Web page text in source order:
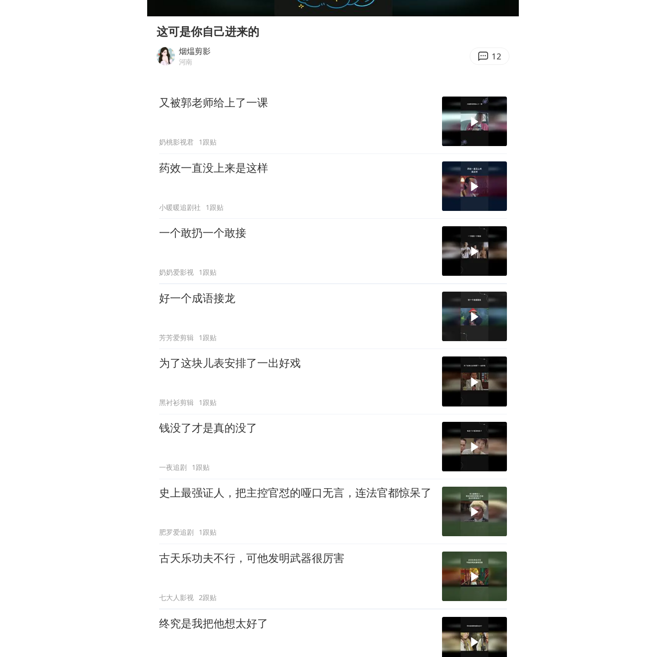
胡彦斌获《歌手2026》歌王
东航：国内客票提前14天免费退改
夯实基础开新局
这可是你自己进来的
烟煴剪影
河南 12
又被郭老师给上了一课
奶桃影视君 1跟贴
药效一直没上来是这样
小暖暖追剧社 1跟贴
一个敢扔一个敢接
奶奶爱影视 1跟贴
好一个成语接龙
芳芳爱剪辑 1跟贴
为了这块儿表安排了一出好戏
黑衬衫剪辑 1跟贴
钱没了才是真的没了
一夜追剧 1跟贴
史上最强证人，把主控官怼的哑口无言，连法官都惊呆了
肥罗爱追剧 1跟贴
古天乐功夫不行，可他发明武器很厉害
七大人影视 2跟贴
终究是我把他想太好了